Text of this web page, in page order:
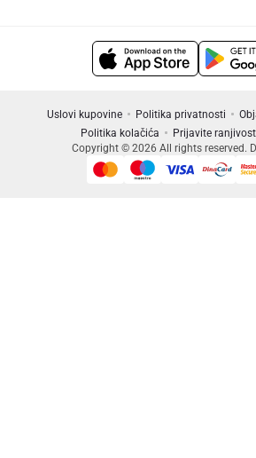
Uslovi kupovine Politika privatnosti
Politika kolačića
Prijavite ranjivost
Copyright © 2026 All rights reserved.